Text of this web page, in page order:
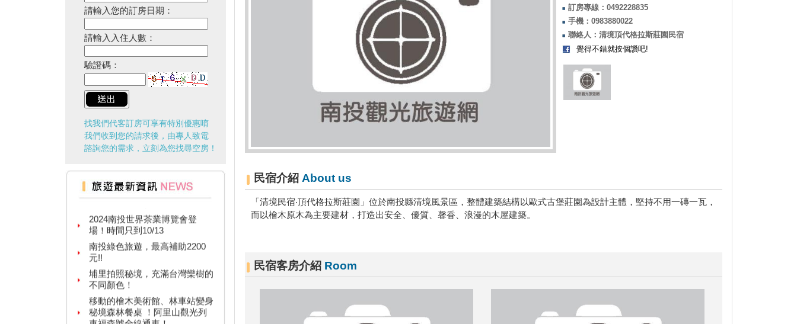
請輸入您的訂房日期：
請輸入入住人數：
驗證碼：
找我們代客訂房可享有特別優惠唷
我們收到您的請求後，由專人致電
諮詢您的需求，立刻為您找尋空房！
台灣百大景點推薦，集章還有限
量小禮物可以拿
場！時間只到10/13
南投綠色旅遊，最高補助2200
元!!
埔里拍照秘境，充滿台灣欒樹的
不同顏色！
移動的檜木美術館、林車站變身
秘境森林餐桌 ！阿里山觀光列
車福森號全線通車！
訂房專線：0492228835
手機：0983880022
聯絡人：清境頂代格拉斯莊園民宿
覺得不錯就按個讚吧!
民宿介紹About us
「清境民宿‧頂代格拉斯莊園」位於南投縣清境風景區，整體建築結構以歐式古堡莊園為設計主體，堅持不用一磚一瓦，
而以檜木原木為主要建材，打造出安全、優質、馨香、浪漫的木屋建築。
民宿客房介紹Room